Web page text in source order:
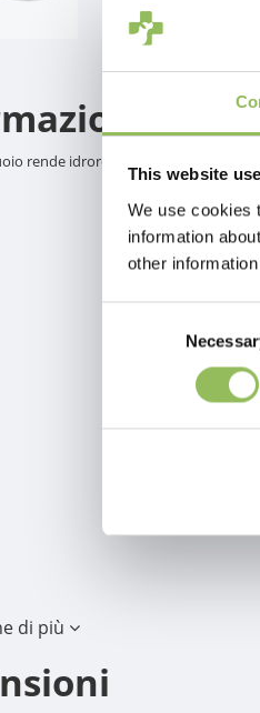
This website
We use cookies
information
other
sul
rende idrorepellenti le scarpe
di più